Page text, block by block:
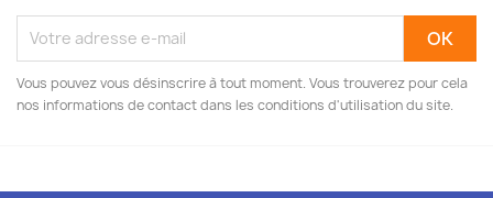
Vous pouvez vous désinscrire à tout moment. Vous trouverez pour cela
nos informations de contact dans les conditions d'utilisation du site.